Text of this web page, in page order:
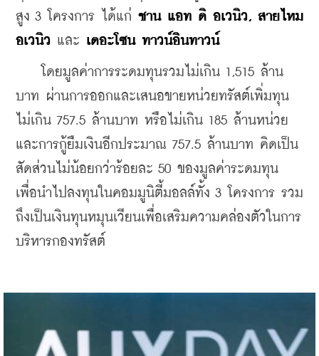
สูง 3 โครงการ ได้แก่ ชาน แอท ดิ อเวนิว, สายไหม
อเวนิว และ เดอะโซน ทาวน์อินทาวน์
โดยมูลค่าการระดมทุนรวมไม่เกิน 1,515 ล้าน
บาท ผ่านการออกและเสนอขายหน่วยทรัสต์เพิ่มทุน
ไม่เกิน 757.5 ล้านบาท หรือไม่เกิน 185 ล้านหน่วย
และการกู้ยืมเงินอีกประมาณ 757.5 ล้านบาท คิดเป็น
สัดส่วนไม่น้อยกว่าร้อยละ 50 ของมูลค่าระดมทุน
เพื่อนำไปลงทุนในคอมมูนิตี้มอลล์ทั้ง 3 โครงการ รวม
ถึงเป็นเงินทุนหมุนเวียนเพื่อเสริมความคล่องตัวในการ
บริหารกองทรัสต์